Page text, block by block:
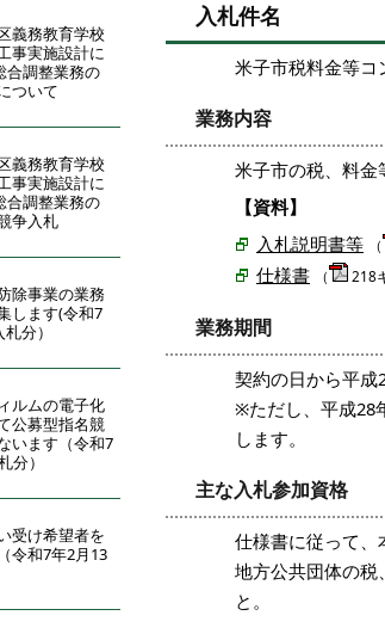
義務教育学校
事実施設計に
合調整業務の
ついて
義務教育学校
事実施設計に
合調整業務の
争入札
除事業の業務
します(令和7
分）
ルムの電子化
公募型指名競
います（令和7
分）
受け希望者を
令和7年2月13
入札件名
米子市税料金等コ
業務内容
米子市の税、料金
【資料】
入札説明書等
（
仕様書 （ 218
業務期間
契約の日から平成
※ただし、平成28
します。
主な入札参加資格
仕様書に従って、
地方公共団体の税
と。